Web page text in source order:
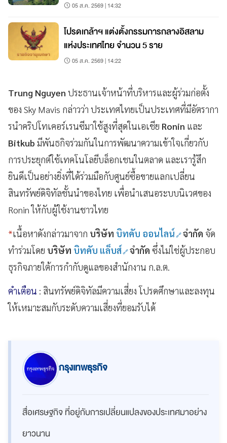
05 ส.ค. 2569 | 14:32
โปรดเกล้าฯ แต่งตั้งกรรมการกลางอิสลาม
แห่งประเทศไทย จำนวน 5 ราย
05 ส.ค. 2569 | 14:22
Trung Nguyen ประธานเจ้าหน้าที่บริหารและผู้ร่วมก่อตั้ง
ของ Sky Mavis กล่าวว่า ประเทศไทยเป็นประเทศที่มีอัตรากา
รนำคริปโทเคอร์เรนซีมาใช้สูงที่สุดในเอเชีย Ronin และ
Bitkub มีพันธกิจร่วมกันในการพัฒนาความเข้าใจเกี่ยวกับ
การประยุกต์ใช้เทคโนโลยีบล็อกเชนในตลาด และเรารู้สึก
ยินดีเป็นอย่างยิ่งที่ได้ร่วมมือกับศูนย์ซื้อขายแลกเปลี่ยน
สินทรัพย์ดิจิทัลชั้นนำของไทย เพื่อนำเสนอระบบนิเวศของ
Ronin ให้กับผู้ใช้งานชาวไทย
*เนื้อหาดังกล่าวมาจาก บริษัท บิทคับ ออนไลน์ จำกัด จัด
ทำร่วมโดย บริษัท บิทคับ แล็บส์ จำกัด ซึ่งไม่ใช่ผู้ประกอบ
ธุรกิจภายใต้การกำกับดูแลของสำนักงาน ก.ล.ต.
คำเตือน : สินทรัพย์ดิจิทัลมีความเสี่ยง โปรดศึกษาและลงทุน
ให้เหมาะสมกับระดับความเสี่ยงที่ยอมรับได้
กรุงเทพธุรกิจ
สื่อเศรษฐกิจ ที่อยู่กับการเปลี่ยนแปลงของประเทศมาอย่าง
ยาวนาน